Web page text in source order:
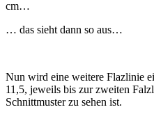
cm…
… das sieht dann so aus…
Nun wird eine weitere Flazlinie
11,5, jeweils bis zur zweiten
Schnittmuster zu sehen ist.